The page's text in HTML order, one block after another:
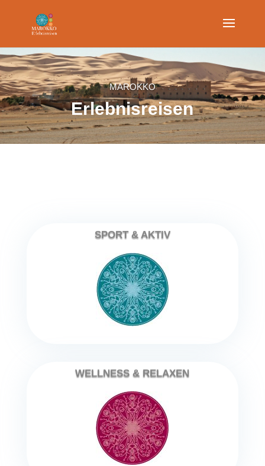
MAROKKO
Erlebnisreisen
SPORT & AKTIV
WELLNESS & RELAXEN